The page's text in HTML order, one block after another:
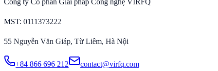
MST: 0111373222
55 Nguyễn Văn Giáp, Từ Liêm, Hà Nội
+84 866 696 212 contact@virfq.com